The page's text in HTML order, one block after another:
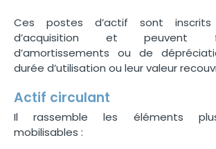
Ces postes d’actif sont
d’acquisition et peuvent
d’amortissements ou de
durée d’utilisation ou leur valeur
Actif circulant
Il rassemble les éléments
mobilisables :